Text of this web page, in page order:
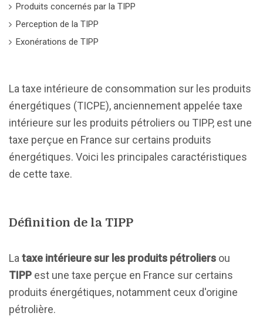
Produits concernés par la TIPP
Perception de la TIPP
Exonérations de TIPP
La taxe intérieure de consommation sur les produits
énergétiques (TICPE), anciennement appelée taxe
intérieure sur les produits pétroliers ou TIPP, est une
taxe perçue en France sur certains produits
énergétiques. Voici les principales caractéristiques
de cette taxe.
Définition de la TIPP
La taxe intérieure sur les produits pétroliers ou
TIPP est une taxe perçue en France sur certains
produits énergétiques, notamment ceux d'origine
pétrolière.